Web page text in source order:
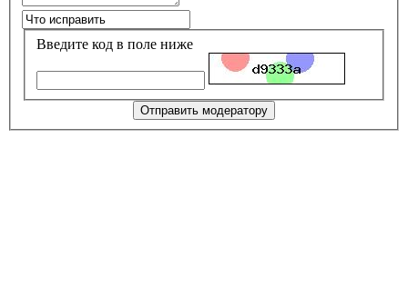
Введите код в поле ниже
Отправить модератору